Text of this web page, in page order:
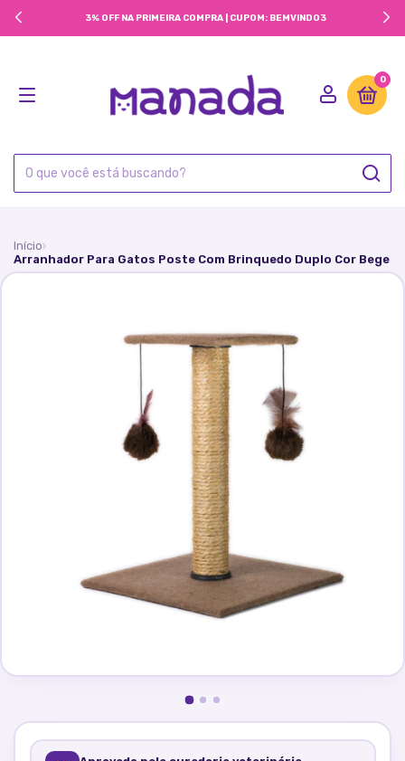
3% OFF NA PRIMEIRA COMPRA | CUPOM: BEMVINDO3
0
Início›
Arranhador Para Gatos Poste Com Brinquedo Duplo Cor Bege